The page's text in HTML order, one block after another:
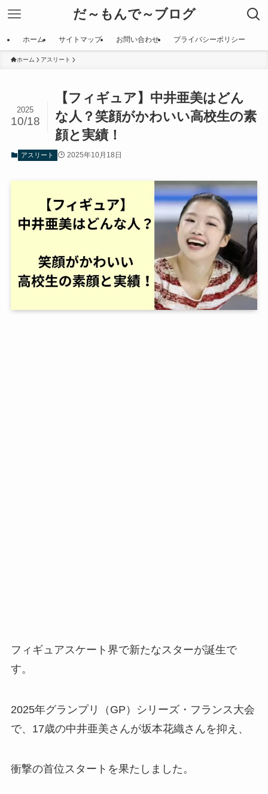
だ～もんで～ブログ
ホーム サイトマップ お問い合わせ プライバシーポリシー
ホーム アスリート
【フィギュア】中井亜美はどん
な人？笑顔がかわいい高校生の素
顔と実績！
2025
10/18
アスリート 2025年10月18日
フィギュアスケート界で新たなスターが誕生で
す。
2025年グランプリ（GP）シリーズ・フランス大会
で、17歳の中井亜美さんが坂本花織さんを抑え、
衝撃の首位スタートを果たしました。